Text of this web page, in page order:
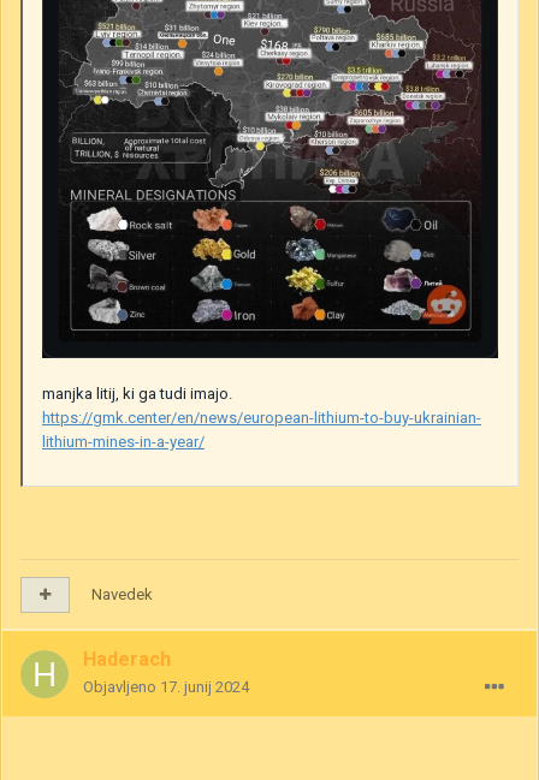
manjka litij, ki ga tudi imajo.
https://gmk.center/en/news/european-lithium-to-buy-ukrainian-
lithium-mines-in-a-year/
Navedek
Haderach
Objavljeno 17. junij 2024